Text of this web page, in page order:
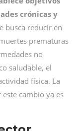
crónicas y
busca reducir en
prematuras
no
saludable, el
física. La
cambio ya es